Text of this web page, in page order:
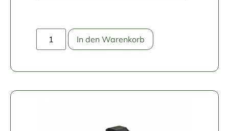
In den Warenkorb